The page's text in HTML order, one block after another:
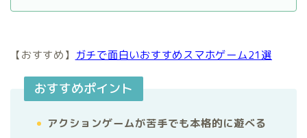
【おすすめ】 ガチで面白いおすすめスマホゲーム21選
おすすめポイント
アクションゲームが苦手でも本格的に遊べる